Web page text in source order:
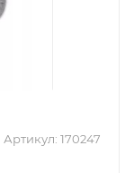
Артикул: 170247